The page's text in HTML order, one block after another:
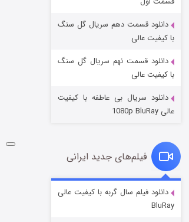
شکست استوارت در نجات جهان
قسمت 7 (زیرنویس) منتشر شد
شوگر فصل ۲
قسمت
دانلود قسمت دهم سریال گل سنگ
با کیفیت عالی
دانلود قسمت نهم سریال گل سنگ
با کیفیت عالی
دانلود سریال بی عاطفه با کیفیت
عالی 1080p BluRay
فیلم‌های جدید ایرانی
دانلود فیلم سال گربه با کیفیت عالی
BluRay